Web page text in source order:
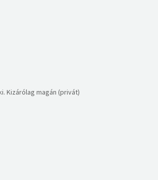
Kizárólag magán (privát)